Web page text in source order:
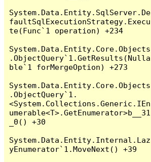
System.Data.Entity.SqlServer.De
faultSqlExecutionStrategy.Execu
te(Func`1 operation) +234
System.Data.Entity.Core.Objects
.ObjectQuery`1.GetResults(Nulla
ble`1 forMergeOption) +273
System.Data.Entity.Core.Objects
.ObjectQuery`1.
<System.Collections.Generic.IEn
umerable<T>.GetEnumerator>b__31
_0() +30
System.Data.Entity.Internal.Laz
yEnumerator`1.MoveNext() +39